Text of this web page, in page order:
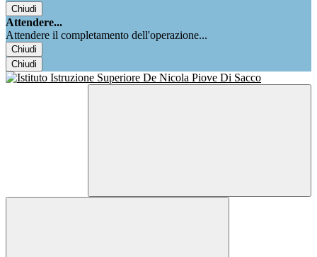
Chiudi
Attendere...
Attendere il completamento dell'operazione...
Chiudi
Chiudi